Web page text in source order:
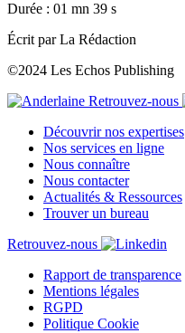
Durée : 01 mn 39 s
Écrit par La Rédaction
©2024 Les Echos Publishing
Retrouvez-nous
Découvrir nos expertises
Nos services en ligne
Nous connaître
Nous contacter
Actualités & Ressources
Trouver un bureau
Retrouvez-nous
Rapport de transparence
Mentions légales
RGPD
Politique Cookie